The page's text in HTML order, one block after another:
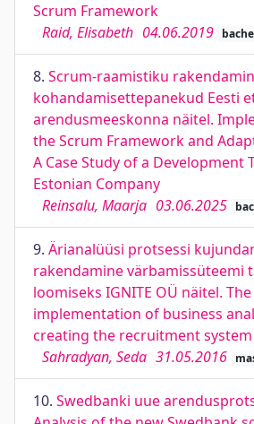
Scrum Framework
Raid, Elisabeth 04.06.2019
8. Scrum-raamistiku
kohandamisettepanekud Eesti
arendusmeeskonna näitel.
the Scrum Framework and
A Case Study of a Development
Estonian Company
Reinsalu, Maarja 03.06.2025
9. Ärianalüüsi protsessi
rakendamine värbamissüteemi
loomiseks IGNITE OÜ näitel.
implementation of business
creating the recruitment
Sahradyan, Seda 31.05.2016
10. Swedbanki uue